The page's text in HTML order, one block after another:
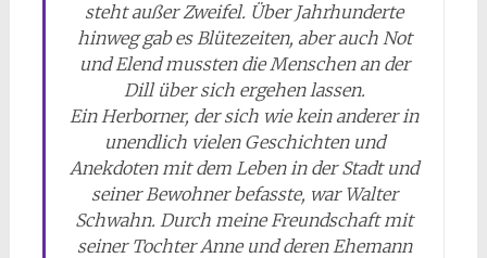
steht außer Zweifel. Über Jahrhunderte
hinweg gab es Blütezeiten, aber auch Not
und Elend mussten die Menschen an der
Dill über sich ergehen lassen.
Ein Herborner, der sich wie kein anderer in
unendlich vielen Geschichten und
Anekdoten mit dem Leben in der Stadt und
seiner Bewohner befasste, war Walter
Schwahn. Durch meine Freundschaft mit
seiner Tochter Anne und deren Ehemann